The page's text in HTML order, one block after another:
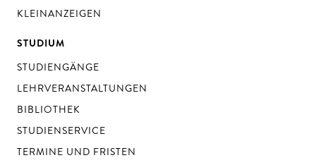
KLEINANZEIGEN
STUDIUM
STUDIENGÄNGE
LEHRVERANSTALTUNGEN
BIBLIOTHEK
STUDIENSERVICE
TERMINE UND FRISTEN